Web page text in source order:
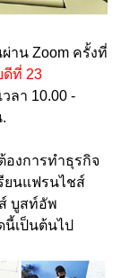
าน Zoom ครั้งที่
ที่ 23
ลา 10.00 -
องการทำธุรกิจ
ยนแฟรนไชส์
บูสท์อัพ
นี้เป็นต้นไป